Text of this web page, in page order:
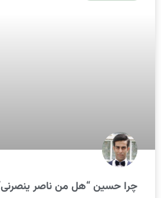
چرا حسین “هل من ناصر